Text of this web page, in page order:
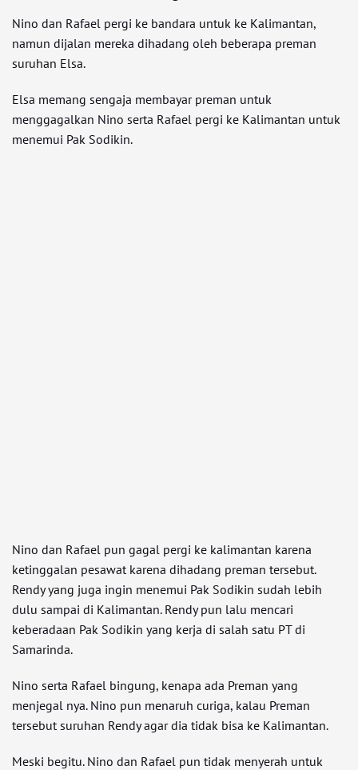
Nino dan Rafael pergi ke bandara untuk ke Kalimantan,
namun dijalan mereka dihadang oleh beberapa preman
suruhan Elsa.
Elsa memang sengaja membayar preman untuk
menggagalkan Nino serta Rafael pergi ke Kalimantan untuk
menemui Pak Sodikin.
Nino dan Rafael pun gagal pergi ke kalimantan karena
ketinggalan pesawat karena dihadang preman tersebut.
Rendy yang juga ingin menemui Pak Sodikin sudah lebih
dulu sampai di Kalimantan. Rendy pun lalu mencari
keberadaan Pak Sodikin yang kerja di salah satu PT di
Samarinda.
Nino serta Rafael bingung, kenapa ada Preman yang
menjegal nya. Nino pun menaruh curiga, kalau Preman
tersebut suruhan Rendy agar dia tidak bisa ke Kalimantan.
Meski begitu. Nino dan Rafael pun tidak menyerah untuk